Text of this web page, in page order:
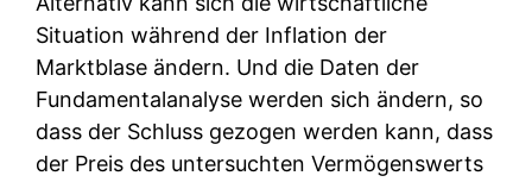
Situation während der Inflation der
Marktblase ändern. Und die Daten der
Fundamentalanalyse werden sich ändern, so
dass der Schluss gezogen werden kann, dass
der Preis des untersuchten Vermögenswerts